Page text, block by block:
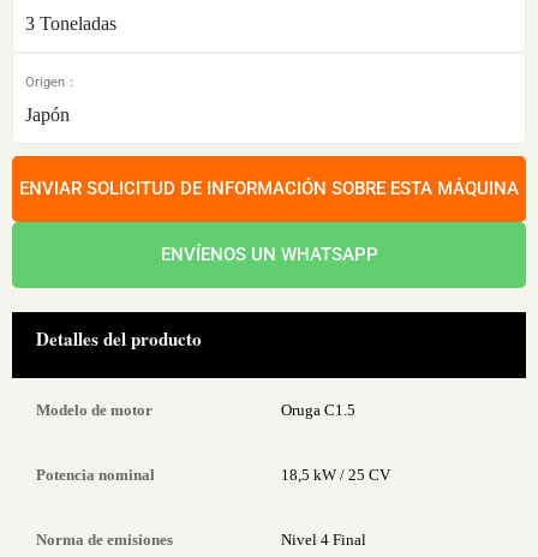
3 Toneladas
Origen：
Japón
ENVIAR SOLICITUD DE INFORMACIÓN SOBRE ESTA MÁQUINA
ENVÍENOS UN WHATSAPP
Detalles del producto
Modelo de motor Oruga C1.5
Potencia nominal 18,5 kW / 25 CV
Norma de emisiones Nivel 4 Final